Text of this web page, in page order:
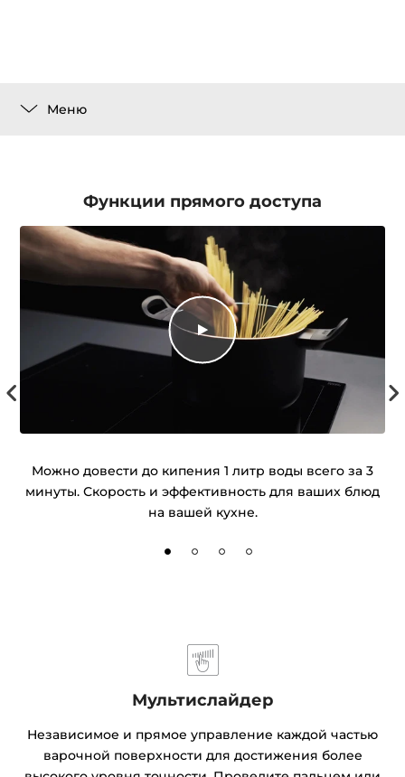
Меню
Функции прямого доступа
Можно довести до кипения 1 литр воды всего за 3
минуты. Скорость и эффективность для ваших блюд
на вашей кухне.
Мультислайдер
Независимое и прямое управление каждой частью
варочной поверхности для достижения более